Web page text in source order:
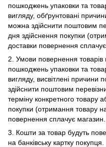
пошкоджень упаковки та
вигляду, обґрунтовані
можна здійснити поштовим
дня здійснення покупки
доставки повернення
2. Умови повернення товарів
пошкоджень упаковки та
вигляду, висвітлені
здійснити поштовим
терміну конкретного товару
покупки (отримання товару
повернення сплачує магазин.
3. Кошти за товар будуть
на банківську картку покупця.